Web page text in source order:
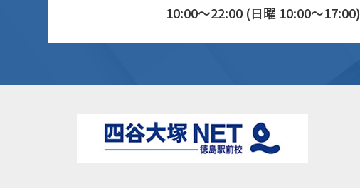
10:00～22:00 (日曜 10:00～17:00)